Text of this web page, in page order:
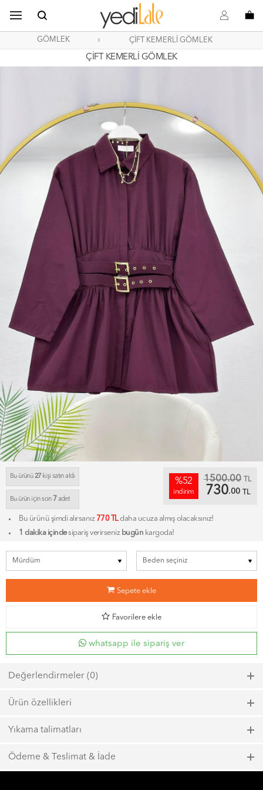
s o B
GÖMLEK ÇİFT KEMERLİ GÖMLEK
ÇİFT KEMERLİ GÖMLEK
Bu ürünü27kişi satın aldı
Bu ürün için son 7 adet
%52
indirim
1500.00 TL
730.00 TL
Bu ürünü şimdi alırsanız 770 TLdaha ucuza almış olacaksınız!
1 dakika içindesipariş verirseniz bugün kargoda!
b Sepete ekle
d Favorilere ekle
whatsapp ile sipariş ver
Değerlendirmeler (0)
Ürün özellikleri
Yıkama talimatları
Maks. 40ºC sıcaklıkta kısa zamanlı sıkma ile yıkayın.
Çamaşır suyu kullanmayın.
Ödeme & Teslimat & İade